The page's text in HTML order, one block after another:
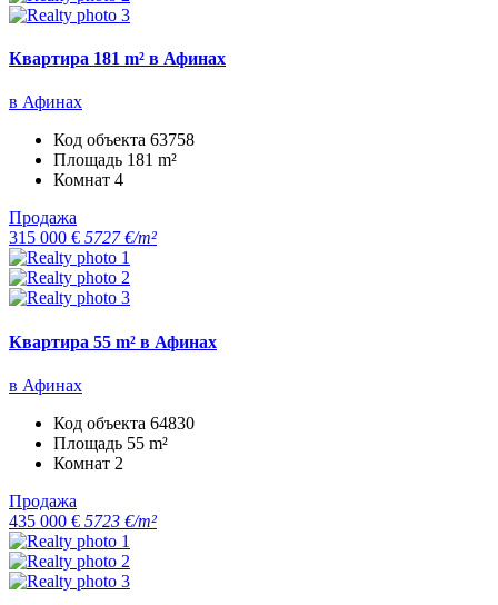
Квартира 181 m² в Афинах
в Афинах
Код объекта 63758
Площадь 181 m²
Комнат 4
Продажа
315 000 € 5727 €/m²
Квартира 55 m² в Афинах
в Афинах
Код объекта 64830
Площадь 55 m²
Комнат 2
Продажа
435 000 € 5723 €/m²